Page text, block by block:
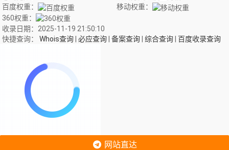
百度权重：
移动权重：
360权重：
收录日期：2025-11-19 21:50:10
快捷查询： Whois查询 必应查询 备案查询 综合查询 百度收录查询
网站直达